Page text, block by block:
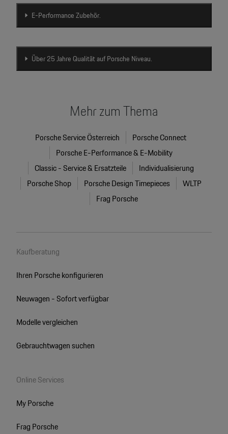
E-Performance Zubehör.
Über 25 Jahre Qualität auf Porsche Niveau.
Mehr zum Thema
Porsche Service Österreich
Porsche Connect
Porsche E-Performance & E-Mobility
Classic - Service & Ersatzteile
Individualisierung
Porsche Shop
Porsche Design Timepieces
WLTP
Frag Porsche
Kaufberatung
Ihren Porsche konfigurieren
Neuwagen - Sofort verfügbar
Modelle vergleichen
Gebrauchtwagen suchen
Online Services
My Porsche
Frag Porsche